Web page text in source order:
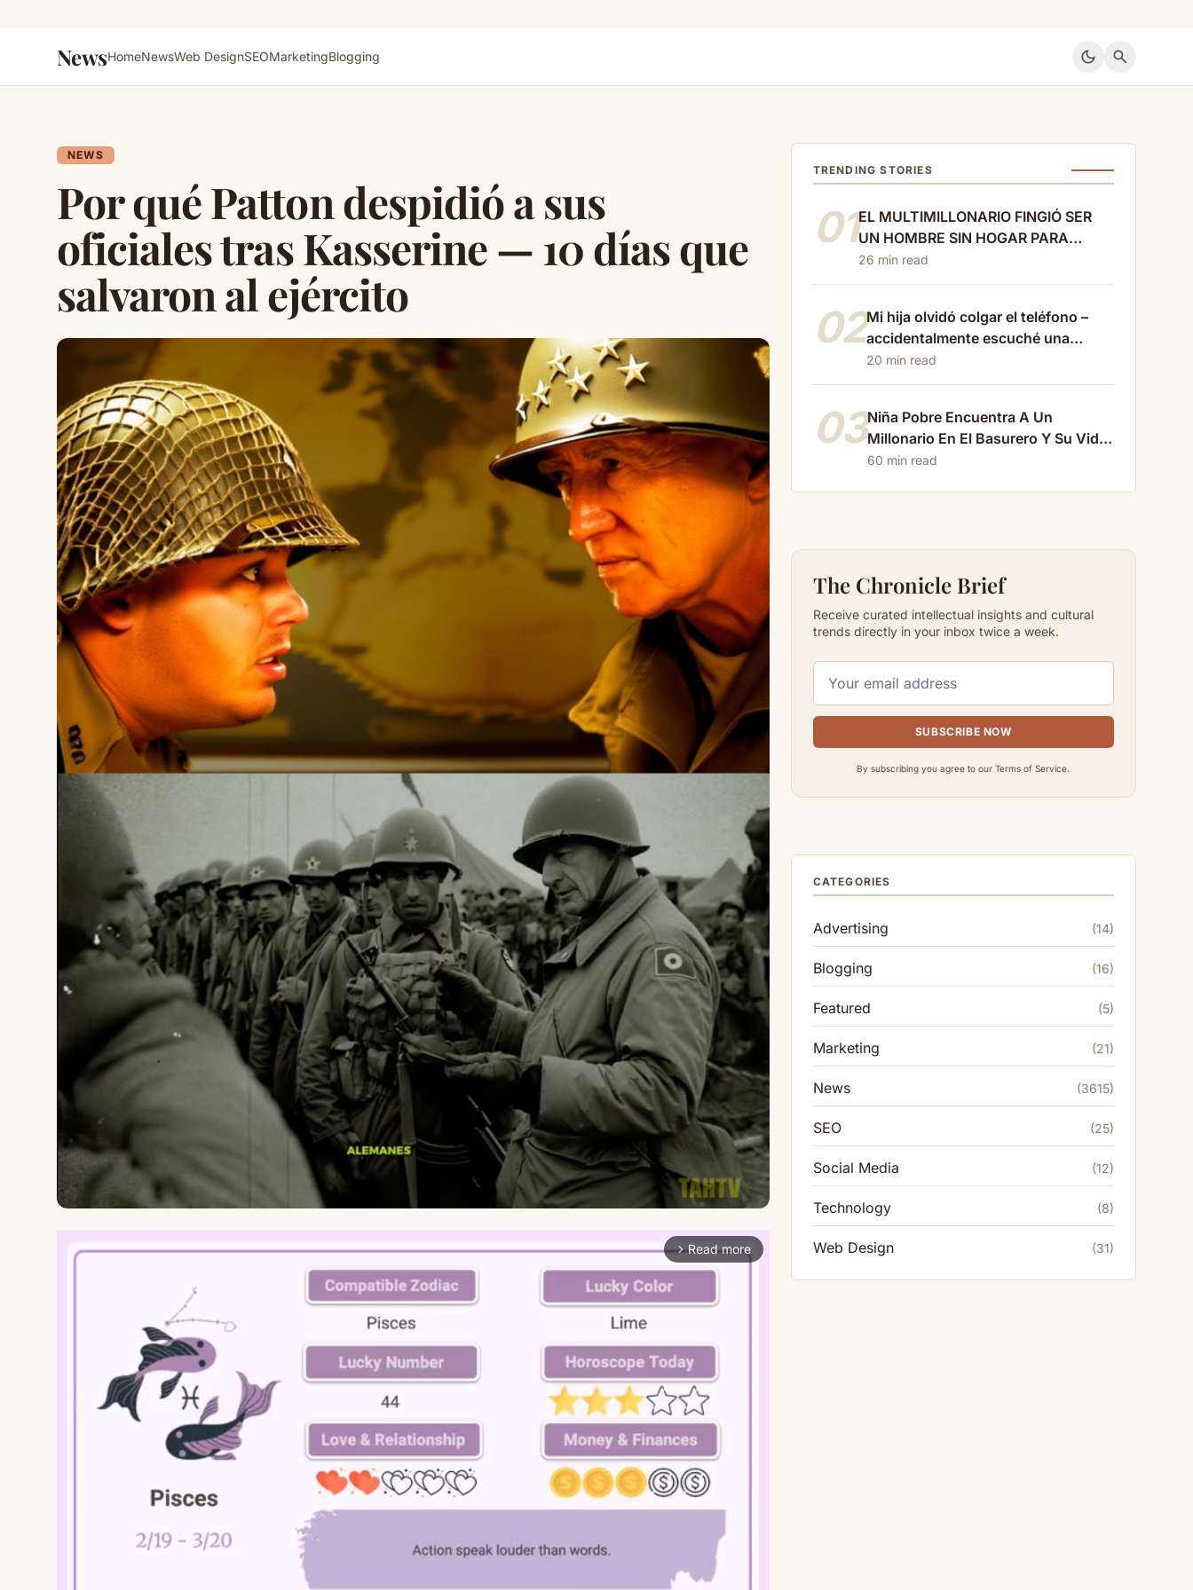
NewsHomeNewsWeb DesignSEOMarketingBlogging dark_mode search
NEWS
Por qué Patton despidió a sus
oficiales tras Kasserine — 10 días que
salvaron al ejército
arrow_forward_ios Read more
TRENDING STORIES
01EL MULTIMILLONARIO FINGIÓ SER
UN HOMBRE SIN HOGAR PARA
ENCONTRAR AMOR VERDADERO…
PERO SU MENTIRA CASI DESTRUYÓ
26 min read
02Mi hija olvidó colgar el teléfono –
accidentalmente escuché una
conversación cruel con…
20 min read
03Niña Pobre Encuentra A Un
Millonario En El Basurero Y Su Vida
Cambia Para Siempre…
60 min read
The Chronicle Brief
Receive curated intellectual insights and cultural
trends directly in your inbox twice a week.
SUBSCRIBE NOW
By subscribing you agree to our Terms of Service.
CATEGORIES
Advertising (14)
Blogging (16)
Featured (5)
Marketing (21)
News (3615)
SEO (25)
Social Media (12)
Technology (8)
Web Design (31)